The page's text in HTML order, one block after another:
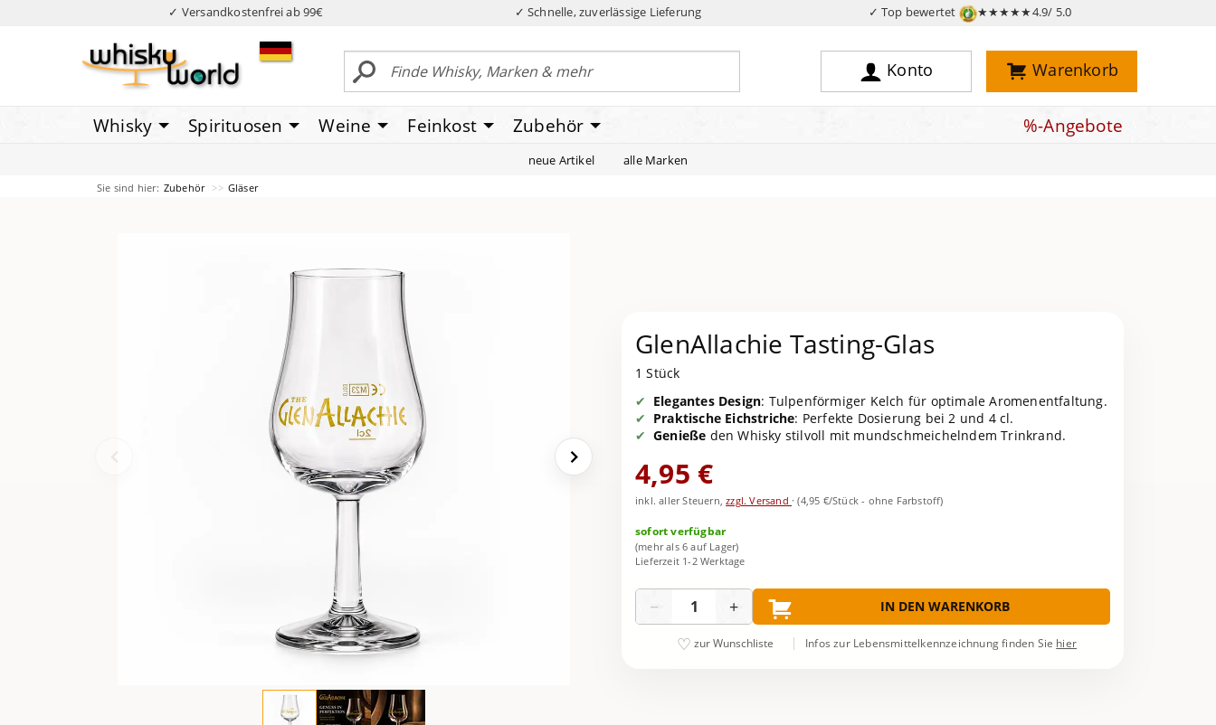
✓ Versandkostenfrei ab 99€ ✓ Schnelle, zuverlässige Lieferung ✓ Top bewertet ★★★★★4.9/ 5.0
Konto Warenkorb
Whisky Spirituosen Weine Feinkost Zubehör %-Angebote
neue Artikel alle Marken
Sie sind hier: Zubehör Gläser
GlenAllachie Tasting-Glas
1 Stück
Elegantes Design: Tulpenförmiger Kelch für optimale Aromenentfaltung.
Praktische Eichstriche: Perfekte Dosierung bei 2 und 4 cl.
Genieße den Whisky stilvoll mit mundschmeichelndem Trinkrand.
4,95 €
inkl. aller Steuern,zzgl. Versand ·(4,95 €/Stück - ohne Farbstoff)
sofort verfügbar
(mehr als 6 auf Lager)
Lieferzeit 1-2 Werktage
− + IN DEN WARENKORB
zur Wunschliste Infos zur Lebensmittelkennzeichnung finden Sie hier